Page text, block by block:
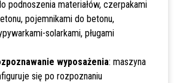
podnoszenia materiałów, czerpakami
pojemnikami do betonu,
solarkami, pługami
wyposażenia: maszyna
się po rozpoznaniu